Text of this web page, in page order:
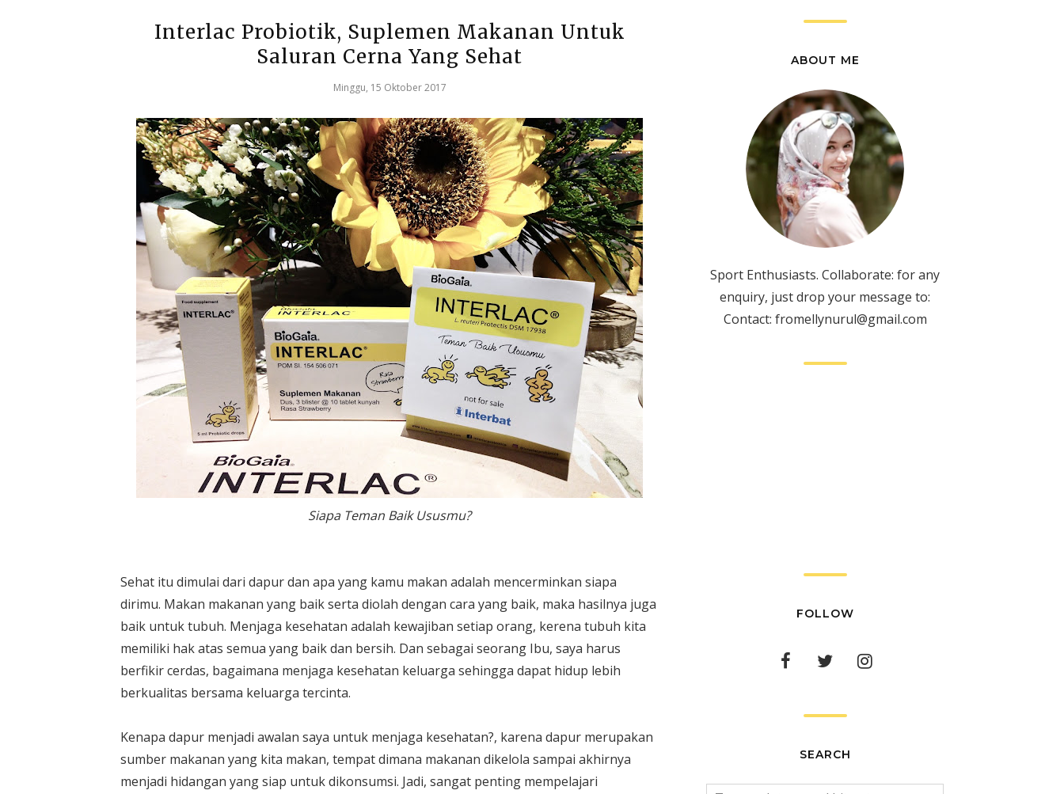
Interlac Probiotik, Suplemen Makanan Untuk
Saluran Cerna Yang Sehat
Minggu, 15 Oktober 2017
Siapa Teman Baik Ususmu?
Sehat itu dimulai dari dapur dan apa yang kamu makan adalah mencerminkan siapa
dirimu. Makan makanan yang baik serta diolah dengan cara yang baik, maka hasilnya juga
baik untuk tubuh. Menjaga kesehatan adalah kewajiban setiap orang, kerena tubuh kita
memiliki hak atas semua yang baik dan bersih. Dan sebagai seorang Ibu, saya harus
berfikir cerdas, bagaimana menjaga kesehatan keluarga sehingga dapat hidup lebih
berkualitas bersama keluarga tercinta.
Kenapa dapur menjadi awalan saya untuk menjaga kesehatan?, karena dapur merupakan
sumber makanan yang kita makan, tempat dimana makanan dikelola sampai akhirnya
menjadi hidangan yang siap untuk dikonsumsi. Jadi, sangat penting mempelajari
ABOUT ME
Sport Enthusiasts. Collaborate: for any
enquiry, just drop your message to:
Contact: fromellynurul@gmail.com
FOLLOW
SEARCH